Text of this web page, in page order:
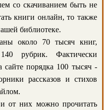
со скачиванием быть не
книги онлайн, то также
библиотеке.
около 70 тысяч книг,
рубрик. Фактически
сайте порядка 100 тысяч -
рассказов и стихов
от них можно прочитать